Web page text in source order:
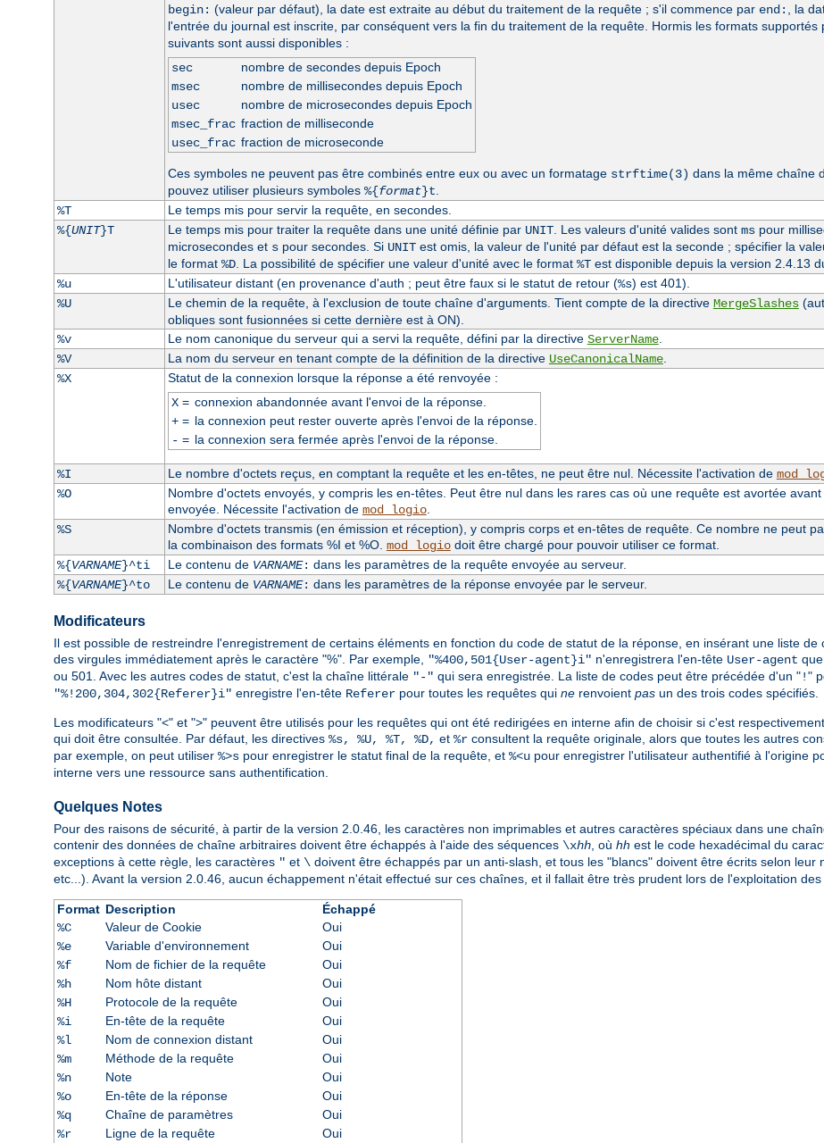
begin: (valeur par défaut), la date est extraite au début du traitement de la requête ; s'il commence par end:
, la
l'entrée du journal est inscrite, par conséquent vers la fin du traitement de la requête. Hormis les formats supportés
suivants sont aussi disponibles :
sec
nombre de secondes depuis Epoch
msec
nombre de millisecondes depuis Epoch
usec
nombre de microsecondes depuis Epoch
msec_frac fraction de milliseconde
usec_frac fraction de microseconde
Ces symboles ne peuvent pas être combinés entre eux ou avec un formatage strftime(3) dans la même chaîne
pouvez utiliser plusieurs symboles %{format}t
%T
Le temps mis pour servir la requête, en secondes.
%{UNIT}T Le temps mis pour traiter la requête dans une unité définie par UNIT. Les valeurs d'unité valides sont mspour
microsecondes et spour secondes. Si UNITest omis, la valeur de l'unité par défaut est la seconde ; spécifier la
le format %D. La possibilité de spécifier une valeur d'unité avec le format %Test disponible depuis la version 2.4.13
%u
L'utilisateur distant (en provenance d'auth ; peut être faux si le statut de retour (%s) est 401).
%U
Le chemin de la requête, à l'exclusion de toute chaîne d'arguments. Tient compte de la directive MergeSlashes
obliques sont fusionnées si cette dernière est à ON).
%v
Le nom canonique du serveur qui a servi la requête, défini par la directive ServerName.
%V
La nom du serveur en tenant compte de la définition de la directive UseCanonicalName.
%X
Statut de la connexion lorsque la réponse a été renvoyée :
X= connexion abandonnée avant l'envoi de la réponse.
+= la connexion peut rester ouverte après l'envoi de la réponse.
- = la connexion sera fermée après l'envoi de la réponse.
%I Le nombre d'octets reçus, en comptant la requête et les en-têtes, ne peut être nul. Nécessite l'activation de
%O
Nombre d'octets envoyés, y compris les en-têtes. Peut être nul dans les rares cas où une requête est avortée
envoyée. Nécessite l'activation de mod_logio.
%S
Nombre d'octets transmis (en émission et réception), y compris corps et en-têtes de requête. Ce nombre ne peut
la combinaison des formats %I et %O. mod_logiodoit être chargé pour pouvoir utiliser ce format.
%{VARNAME}^ti Le contenu de VARNAME: dans les paramètres de la requête envoyée au serveur.
%{VARNAME}^to Le contenu de VARNAME: dans les paramètres de la réponse envoyée par le serveur.
Modificateurs
Il est possible de restreindre l'enregistrement de certains éléments en fonction du code de statut de la réponse, en insérant une liste
des virgules immédiatement après le caractère "%". Par exemple,
"%400,501{User-agent}i" n'enregistrera l'en-tête User-agent
ou 501. Avec les autres codes de statut, c'est la chaîne littérale "-" qui sera enregistrée. La liste de codes peut être précédée d'un "!"
"%!200,304,302{Referer}i" enregistre l'en-tête Referer pour toutes les requêtes qui ne renvoient pas un des trois codes spécifiés.
Les modificateurs "<" et ">" peuvent être utilisés pour les requêtes qui ont été redirigées en interne afin de choisir si c'est
qui doit être consultée. Par défaut, les directives %s, %U, %T, %D, et %r consultent la requête originale, alors que toutes les autres
par exemple, on peut utiliser %>s pour enregistrer le statut final de la requête, et %<u pour enregistrer l'utilisateur authentifié à l'origine
interne vers une ressource sans authentification.
Quelques Notes
Pour des raisons de sécurité, à partir de la version 2.0.46, les caractères non imprimables et autres caractères spéciaux dans une
contenir des données de chaîne arbitraires doivent être échappés à l'aide des séquences \xhh, où hh est le code hexadécimal du
exceptions à cette règle, les caractères " et \ doivent être échappés par un anti-slash, et tous les "blancs" doivent être écrits selon leur
etc...). Avant la version 2.0.46, aucun échappement n'était effectué sur ces chaînes, et il fallait être très prudent lors de l'exploitation
Format Description
Échappé
%C
Valeur de Cookie
Oui
%e
Variable d'environnement
Oui
%f
Nom de fichier de la requête
Oui
%h
Nom hôte distant
Oui
%H
Protocole de la requête
Oui
%i
En-tête de la requête
Oui
%l
Nom de connexion distant
Oui
%m
Méthode de la requête
Oui
%n
Note
Oui
%o
En-tête de la réponse
Oui
%q
Chaîne de paramètres
Oui
%r
Ligne de la requête
Oui